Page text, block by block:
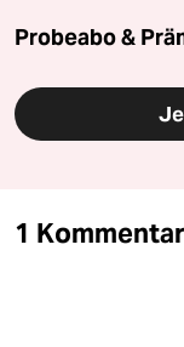
Probeabo &
1 Kommentar